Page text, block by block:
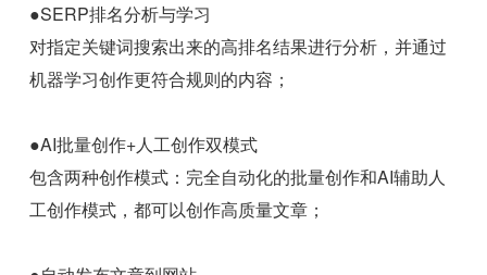
●SERP排名分析与学习
对指定关键词搜索出来的高排名结果进行分析，并通过
机器学习创作更符合规则的内容；
●AI批量创作+人工创作双模式
包含两种创作模式：完全自动化的批量创作和AI辅助人
工创作模式，都可以创作高质量文章；